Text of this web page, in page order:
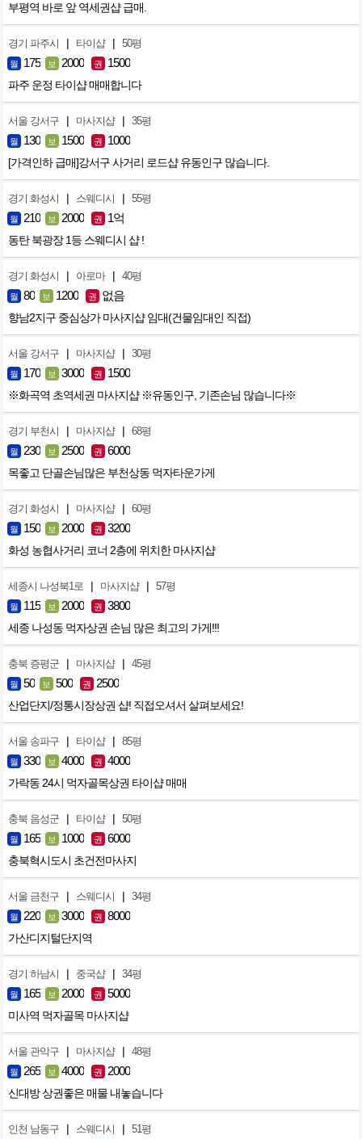
부평역 바로 앞 역세권샵 급매.
경기 파주시 | 타이샵 | 50평
월 175 보 2000 권 1500
파주 운정 타이샵 매매합니다
서울 강서구 | 마사지샵 | 35평
월 130 보 1500 권 1000
[가격인하 급매]강서구 사거리 로드샵 유동인구 많습니다.
경기 화성시 | 스웨디시 | 55평
월 210 보 2000 권 1억
동탄 북광장 1등 스웨디시 샵 !
경기 화성시 | 아로마 | 40평
월 80 보 1200 권 없음
향남2지구 중심상가 마사지샵 임대(건물임대인 직접)
서울 강서구 | 마사지샵 | 30평
월 170 보 3000 권 1500
※화곡역 초역세권 마사지샵 ※유동인구, 기존손님 많습니다※
경기 부천시 | 마사지샵 | 68평
월 230 보 2500 권 6000
목좋고 단골손님많은 부천상동 먹자타운가게
경기 화성시 | 마사지샵 | 60평
월 150 보 2000 권 3200
화성 농협사거리 코너 2층에 위치한 마사지샵
세종시 나성북1로 | 마사지샵 | 57평
월 115 보 2000 권 3800
세종 나성동 먹자상권 손님 많은 최고의 가게!!!
충북 증평군 | 마사지샵 | 45평
월 50 보 500 권 2500
산업단지/정통시장상권 샵! 직접오셔서 살펴보세요!
서울 송파구 | 타이샵 | 85평
월 330 보 4000 권 4000
가락동 24시 먹자골목상권 타이샵 매매
충북 음성군 | 타이샵 | 50평
월 165 보 1000 권 6000
충북혁시도시 초건전마사지
서울 금천구 | 스웨디시 | 34평
월 220 보 3000 권 8000
가산디지털단지역
경기 하남시 | 중국샵 | 34평
월 165 보 2000 권 5000
미사역 먹자골목 마사지샵
서울 관악구 | 마사지샵 | 48평
월 265 보 4000 권 2000
신대방 상권좋은 매물 내놓습니다
인천 남동구 | 스웨디시 | 51평